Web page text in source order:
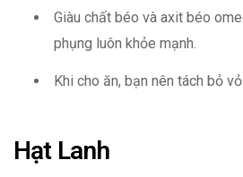
Giàu chất béo và axit béo
phụng luôn khỏe mạnh.
Khi cho ăn, bạn nên tách bỏ vỏ
Hạt Lanh